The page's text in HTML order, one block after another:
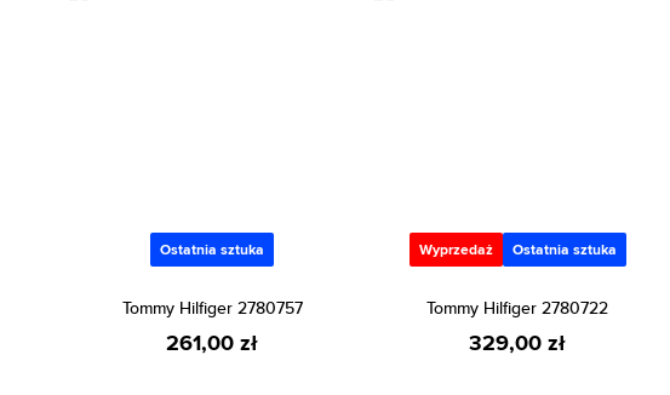
Ostatnia sztuka
Tommy Hilfiger 2780757
261,00 zł
Wyprzedaż Ostatnia sztuka
Tommy Hilfiger 2780722
329,00 zł